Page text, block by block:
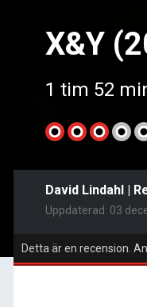
X&Y
1 tim 52
David Lindahl |
Uppdaterad: 03
Detta är en recension.